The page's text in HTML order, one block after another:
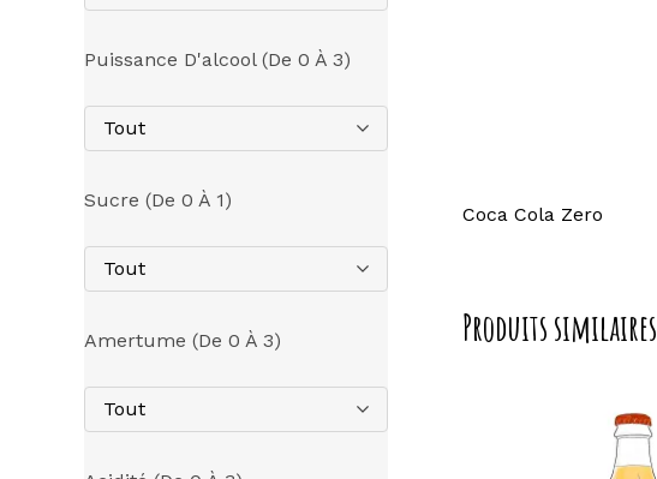
Puissance D'alcool (de 0 À 3)
Tout
Sucre (de 0 À 1)
Tout
Amertume (de 0 À 3)
Tout
Coca Cola Zero
Produits similaires